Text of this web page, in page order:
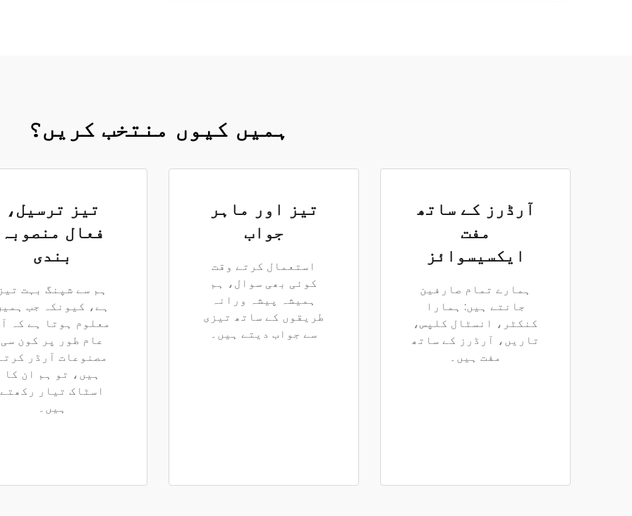
ہمیں کیوں منتخب کریں؟
آرڈرز کے ساتھ
مفت
ایکسیسوائز
ہمارے تمام صارفین
جانتے ہیں: ہمارا
کنکٹر، انسٹال کلپس،
تاریں، آرڈرز کے ساتھ
مفت ہیں۔
تیز اور ماہر
جواب
استعمال کرتے وقت
کوئی بھی سوال، ہم
ہمیشہ پیشہ ورانہ
طریقوں کے ساتھ تیزی
سے جواب دیتے ہیں۔
تیز ترسیل،
فعال منصوبہ
بندی
ہم سے شپنگ بہت تیز
ہے، کیونکہ جب
معلوم ہوتا ہے کہ
عام طور پر کون سی
مصنوعات آرڈر
ہیں، تو ہم ان کا
اسٹاک تیار رکھتے
ہیں۔